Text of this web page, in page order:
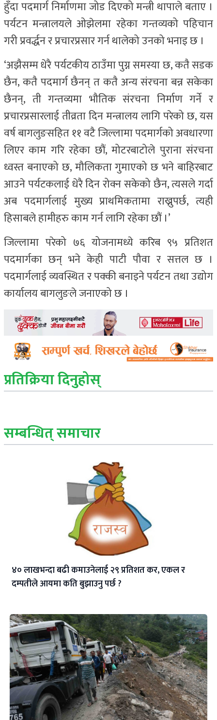
हुँदा पदमार्ग निर्माणमा जोड दिएको मन्त्री थापाले बताए ।
पर्यटन मन्त्रालयले ओझेलमा रहेका गन्तव्यको पहिचान
गरी प्रवर्द्धन र प्रचारप्रसार गर्न थालेको उनको भनाइ छ ।
‘अझैसम्म धेरै पर्यटकीय ठाउँमा पुग्न समस्या छ, कतै सडक
छैन, कतै पदमार्ग छैनन् त कतै अन्य संरचना बन्न सकेका
छैनन्, ती गन्तव्यमा भौतिक संरचना निर्माण गर्ने र
प्रचारप्रसारलाई तीव्रता दिन मन्त्रालय लागि परेको छ, यस
वर्ष बागलुङसहित ११ वटै जिल्लामा पदमार्गको अवधारणा
लिएर काम गरि रहेका छौं, मोटरबाटोले पुराना संरचना
ध्वस्त बनाएको छ, मौलिकता गुमाएको छ भने बाहिरबाट
आउने पर्यटकलाई धेरै दिन रोक्न सकेको छैन, त्यसले गर्दा
अब पदमार्गलाई मुख्य प्राथमिकतामा राख्नुपर्छ, त्यही
हिसाबले हामीहरु काम गर्न लागि रहेका छौं ।’
जिल्लामा परेको ७६ योजनामध्ये करिब ९५ प्रतिशत
पदमार्गका छन् भने केही पाटी पौवा र सत्तल छ ।
पदमार्गलाई व्यवस्थित र पक्की बनाइने पर्यटन तथा उद्योग
कार्यालय बागलुङले जनाएको छ ।
प्रतिक्रिया दिनुहोस्
सम्बन्धित् समाचार
४० लाखभन्दा बढी कमाउनेलाई २९ प्रतिशत कर, एकल र
दम्पतीले आयमा कति बुझाउनु पर्छ ?